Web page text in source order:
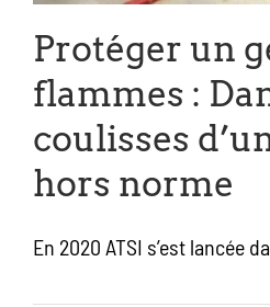
Protéger un
flammes :
coulisses
hors norme
En 2020 ATSI s’est lancée